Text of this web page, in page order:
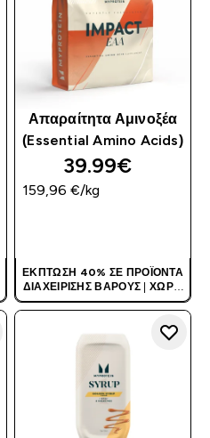
Απαραίτητα Αμινοξέα
(Essential Amino Acids)
39.99€‎
159,96 €‎/kg
ΈΚΠΤΩΣΗ 40% ΣΕ ΠΡΟΪΌΝΤΑ
ΔΙΑΧΕΊΡΙΣΗΣ ΒΆΡΟΥΣ
ΧΩΡΊΣ
ΚΩΔΙΚΌ